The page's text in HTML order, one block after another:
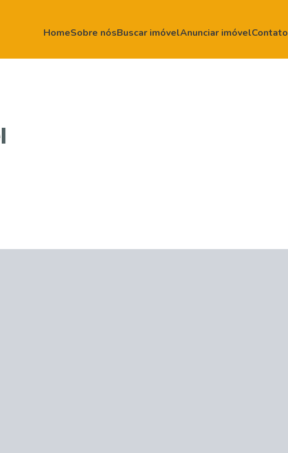
HomeSobre nósBuscar imóvelAnunciar imóvelContato